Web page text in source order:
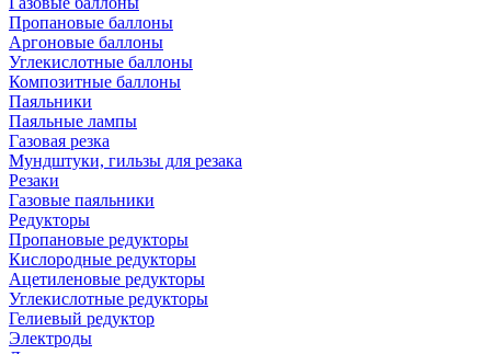
Пропановые баллоны
Аргоновые баллоны
Углекислотные баллоны
Композитные баллоны
Паяльники
Паяльные лампы
Газовая резка
Мундштуки, гильзы для резака
Резаки
Газовые паяльники
Редукторы
Пропановые редукторы
Кислородные редукторы
Ацетиленовые редукторы
Углекислотные редукторы
Гелиевый редуктор
Электроды